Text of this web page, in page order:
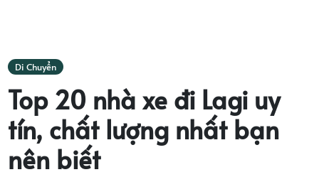
Di Chuyển
Top 20 nhà xe đi Lagi uy
tín, chất lượng nhất bạn
nên biết